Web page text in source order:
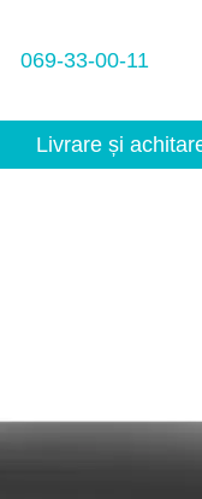
069-33-00-11
Livrare și